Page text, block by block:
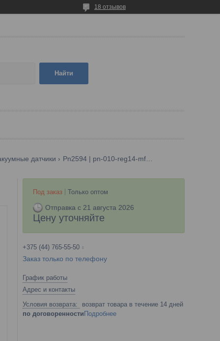
18 отзывов
Найти
датчики
Под заказ Только оптом
Отправка с 21 августа 2026
Цену уточняйте
+375 (44) 765-55-50
Заказ только по телефону
График работы
Адрес и контакты
возврат товара в течение 14 дней
по договоренности Подробнее